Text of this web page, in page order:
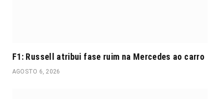
F1: Russell atribui fase ruim na Mercedes ao carro
AGOSTO 6, 2026